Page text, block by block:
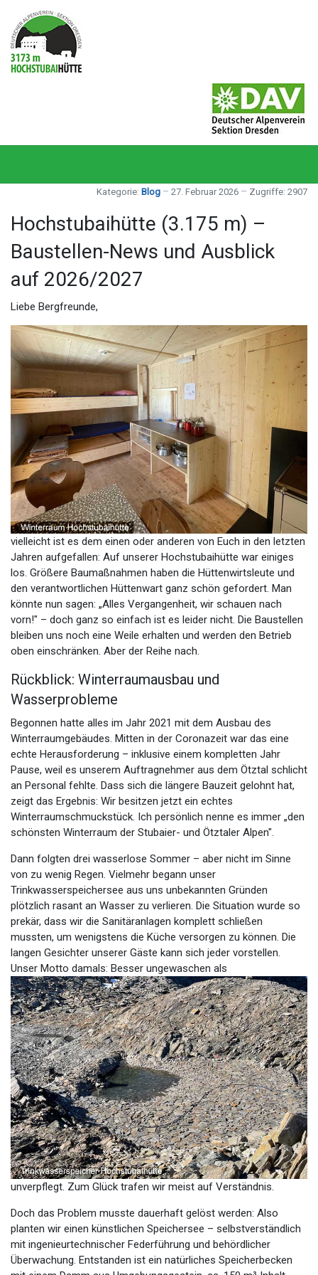
Kategorie: Blog 27. Februar 2026 Zugriffe: 2907
Hochstubaihütte (3.175 m) –
Baustellen-News und Ausblick
auf 2026/2027
Liebe Bergfreunde,
vielleicht ist es dem einen oder anderen von Euch in den letzten
Jahren aufgefallen: Auf unserer Hochstubaihütte war einiges
los. Größere Baumaßnahmen haben die Hüttenwirtsleute und
den verantwortlichen Hüttenwart ganz schön gefordert. Man
könnte nun sagen: „Alles Vergangenheit, wir schauen nach
vorn!" – doch ganz so einfach ist es leider nicht. Die Baustellen
bleiben uns noch eine Weile erhalten und werden den Betrieb
oben einschränken. Aber der Reihe nach.
Rückblick: Winterraumausbau und
Wasserprobleme
Begonnen hatte alles im Jahr 2021 mit dem Ausbau des
Winterraumgebäudes. Mitten in der Coronazeit war das eine
echte Herausforderung – inklusive einem kompletten Jahr
Pause, weil es unserem Auftragnehmer aus dem Ötztal schlicht
an Personal fehlte. Dass sich die längere Bauzeit gelohnt hat,
zeigt das Ergebnis: Wir besitzen jetzt ein echtes
Winterraumschmuckstück. Ich persönlich nenne es immer „den
schönsten Winterraum der Stubaier- und Ötztaler Alpen".
Dann folgten drei wasserlose Sommer – aber nicht im Sinne
von zu wenig Regen. Vielmehr begann unser
Trinkwasserspeichersee aus uns unbekannten Gründen
plötzlich rasant an Wasser zu verlieren. Die Situation wurde so
prekär, dass wir die Sanitäranlagen komplett schließen
mussten, um wenigstens die Küche versorgen zu können. Die
langen Gesichter unserer Gäste kann sich jeder vorstellen.
Unser Motto damals: Besser ungewaschen als
unverpflegt. Zum Glück trafen wir meist auf Verständnis.
Doch das Problem musste dauerhaft gelöst werden: Also
planten wir einen künstlichen Speichersee – selbstverständlich
mit ingenieurtechnischer Federführung und behördlicher
Überwachung. Entstanden ist ein natürliches Speicherbecken